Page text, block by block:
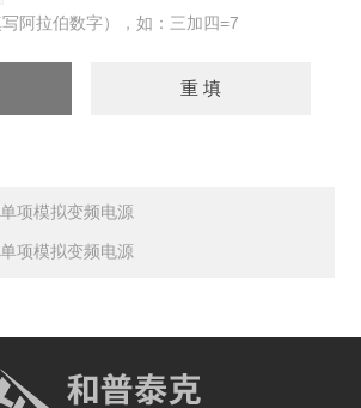
阿拉伯数字），如：三加四=7
项模拟变频电源
项模拟变频电源